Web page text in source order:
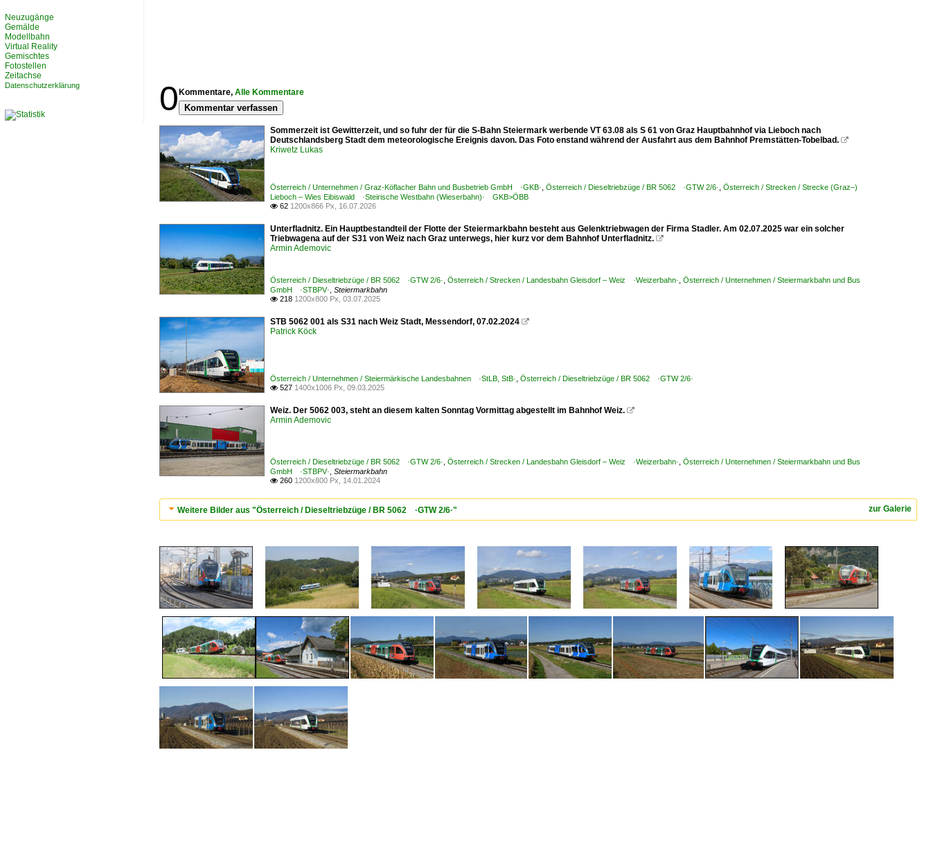
0 Kommentare, Alle Kommentare
Kommentar verfassen
Sommerzeit ist Gewitterzeit, und so fuhr der für die S-Bahn Steiermark werbende VT 63.08 als S 61 von Graz Hauptbahnhof via Lieboch nach
Deutschlandsberg Stadt dem meteorologische Ereignis davon. Das Foto enstand während der Ausfahrt aus dem Bahnhof Premstätten-Tobelbad. 
Kriwetz Lukas
Österreich / Unternehmen / Graz-Köflacher Bahn und Busbetrieb GmbH ·GKB· Österreich / Dieseltriebzüge / BR 5062 ·GTW 2/6· Österreich / Strecken / Strecke (Graz–)
Lieboch – Wies Eibiswald ·Steirische Westbahn (Wieserbahn)· GKB>ÖBB
 62 1200x866 Px, 16.07.2026
Unterfladnitz. Ein Hauptbestandteil der Flotte der Steiermarkbahn besteht aus Gelenktriebwagen der Firma Stadler. Am 02.07.2025 war ein solcher
Triebwagena auf der S31 von Weiz nach Graz unterwegs, hier kurz vor dem Bahnhof Unterfladnitz. 
Armin Ademovic
Österreich / Dieseltriebzüge / BR 5062 ·GTW 2/6· Österreich / Strecken / Landesbahn Gleisdorf – Weiz ·Weizerbahn· Österreich / Unternehmen / Steiermarkbahn und Bus
GmbH ·STBPV· Steiermarkbahn
 218 1200x800 Px, 03.07.2025
STB 5062 001 als S31 nach Weiz Stadt, Messendorf, 07.02.2024 
Patrick Köck
Österreich / Unternehmen / Steiermärkische Landesbahnen ·StLB, StB· Österreich / Dieseltriebzüge / BR 5062 ·GTW 2/6·
 527 1400x1006 Px, 09.03.2025
Weiz. Der 5062 003, steht an diesem kalten Sonntag Vormittag abgestellt im Bahnhof Weiz. 
Armin Ademovic
Österreich / Dieseltriebzüge / BR 5062 ·GTW 2/6· Österreich / Strecken / Landesbahn Gleisdorf – Weiz ·Weizerbahn· Österreich / Unternehmen / Steiermarkbahn und Bus
GmbH ·STBPV· Steiermarkbahn
 260 1200x800 Px, 14.01.2024
zur Galerie
Weitere Bilder aus "Österreich / Dieseltriebzüge / BR 5062 ·GTW 2/6·"
Neuzugänge
Gemälde
Modellbahn
Virtual Reality
Gemischtes
Fotostellen
Zeitachse
Datenschutzerklärung